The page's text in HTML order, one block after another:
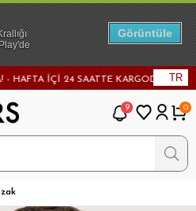
İÇİ 24 SAATTE KARGODA! - TR
9 0
Görüntüle